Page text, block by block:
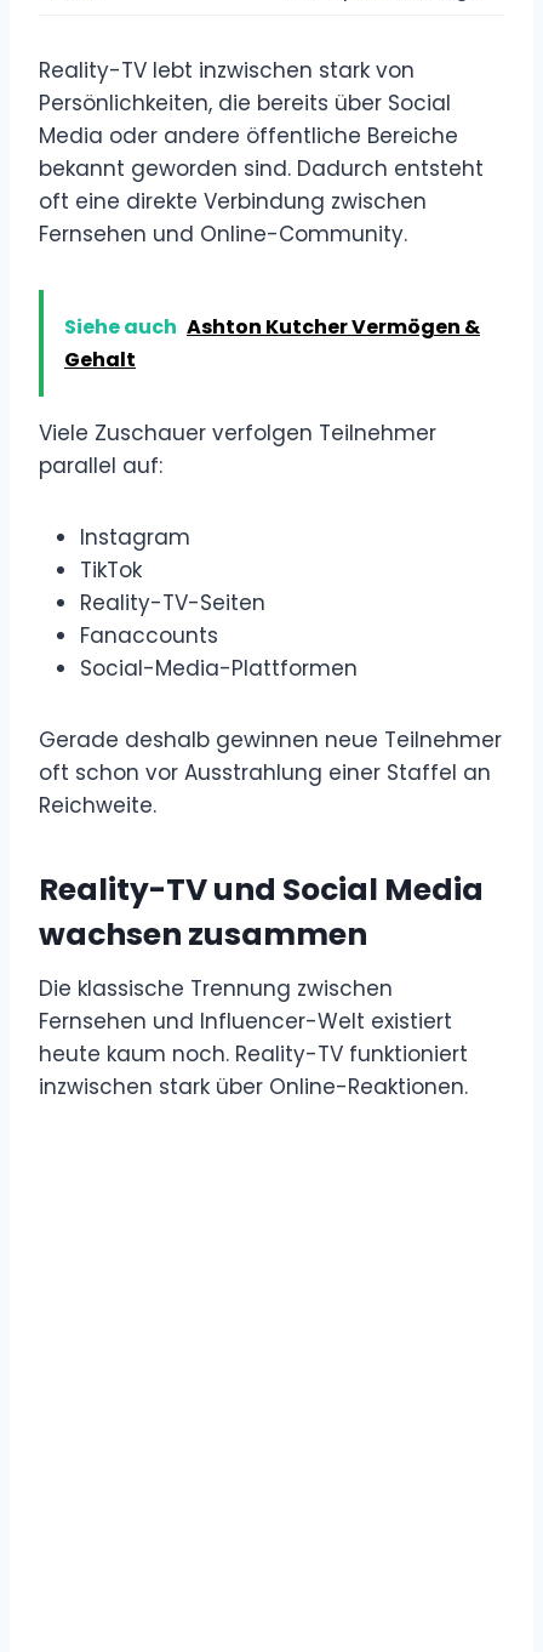
Reality-TV lebt inzwischen stark von
Persönlichkeiten, die bereits über Social
Media oder andere öffentliche Bereiche
bekannt geworden sind. Dadurch entsteht
oft eine direkte Verbindung zwischen
Fernsehen und Online-Community.
Siehe auch Ashton Kutcher Vermögen &
Gehalt
Viele Zuschauer verfolgen Teilnehmer
parallel auf:
Instagram
TikTok
Reality-TV-Seiten
Fanaccounts
Social-Media-Plattformen
Gerade deshalb gewinnen neue Teilnehmer
oft schon vor Ausstrahlung einer Staffel an
Reichweite.
Reality-TV und Social Media
wachsen zusammen
Die klassische Trennung zwischen
Fernsehen und Influencer-Welt existiert
heute kaum noch. Reality-TV funktioniert
inzwischen stark über Online-Reaktionen.